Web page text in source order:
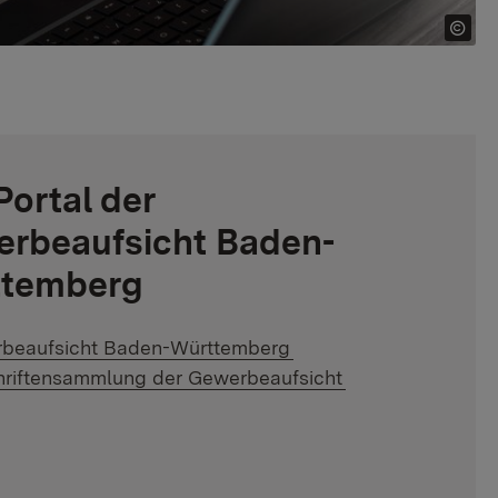
der
Baden-
link:
Baden-Württemberg
link:
der Gewerbeaufsicht